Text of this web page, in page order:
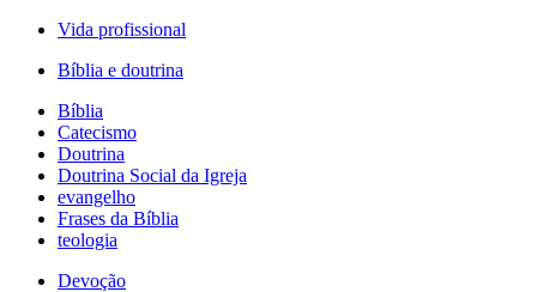
Vida profissional
Bíblia e doutrina
Bíblia
Catecismo
Doutrina
Doutrina Social da Igreja
evangelho
Frases da Bíblia
teologia
Devoção